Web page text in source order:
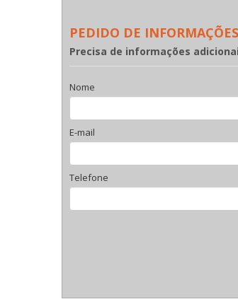
PEDIDO DE INFORMAÇÕES
Precisa de informações
Nome
E-mail
Telefone